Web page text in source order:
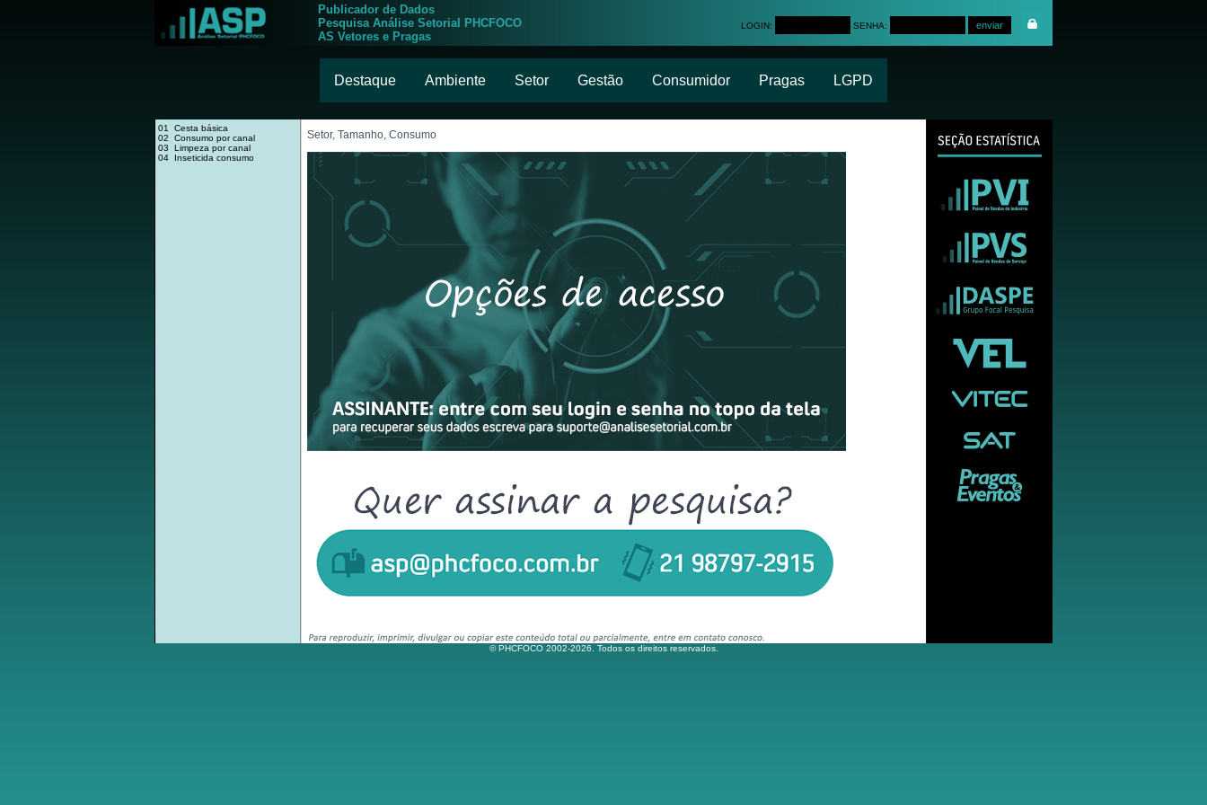
Publicador de Dados
Pesquisa Análise Setorial PHCFOCO
AS Vetores e Pragas
LOGIN: SENHA:
Destaque Ambiente Setor Gestão Consumidor Pragas LGPD
01 Cesta básica
02 Consumo por canal
03 Limpeza por canal
04 Inseticida consumo
Setor, Tamanho, Consumo
© PHCFOCO 2002-2026. Todos os direitos reservados.